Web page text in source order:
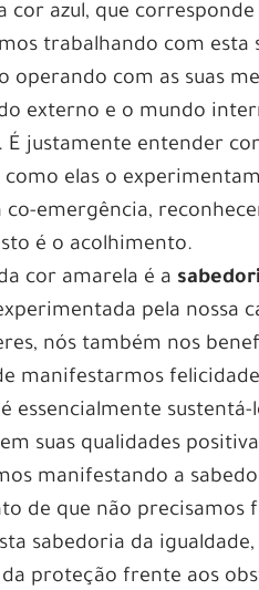
cor azul, que corresponde
trabalhando com
operando com as suas
externo e o mundo
É justamente entender
como elas o
co-emergência,
é o acolhimento.
cor amarela é a
pela nossa
nós também nos
manifestarmos
essencialmente
suas qualidades
manifestando a
de que não precisamos
sabedoria da
proteção frente aos